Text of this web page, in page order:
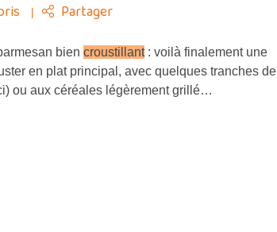
Partager
bien croustillant: voilà finalement une
en plat principal, avec quelques tranches de
ou aux céréales légèrement grillé…